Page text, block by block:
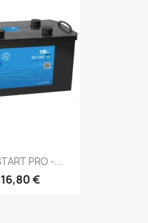
PRO -...
€